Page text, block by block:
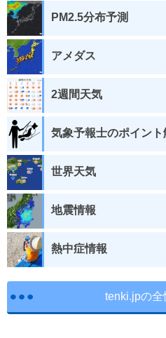
PM2.5分布予測
アメダス
2週間天気
気象予報士のポイント
世界天気
地震情報
熱中症情報
tenki.jpの全